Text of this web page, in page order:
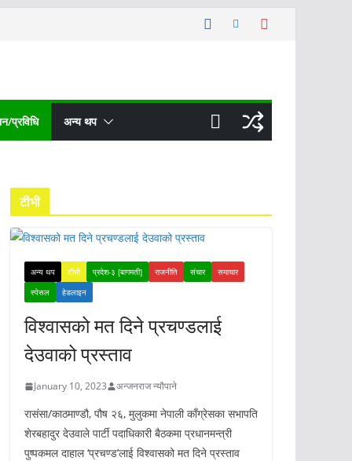
प्रविधि अन्य थप
टीभी
अन्य थप टीभी प्रदेश-३ [बागमती] राजनीति संचार
समाचार
स्पेसल
हेडलाइन
विश्वासको मत दिने प्रचण्डलाई
देउवाको प्रस्ताव
January 10, 2023 अन्जनराज न्यौपाने
रासंसा/काठमाण्डौ, पौष २६, मुलुकमा नेपाली काँग्रेसका सभापति
शेरबहादुर देउवाले पार्टी पदाधिकारी बैठकमा प्रधानमन्त्री
पुष्पकमल दाहाल ‘प्रचण्ड’लाई विश्वासको मत दिने प्रस्ताव